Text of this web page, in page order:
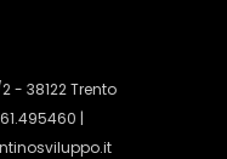
- 38122 Trento
|